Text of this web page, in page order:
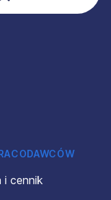
i cennik